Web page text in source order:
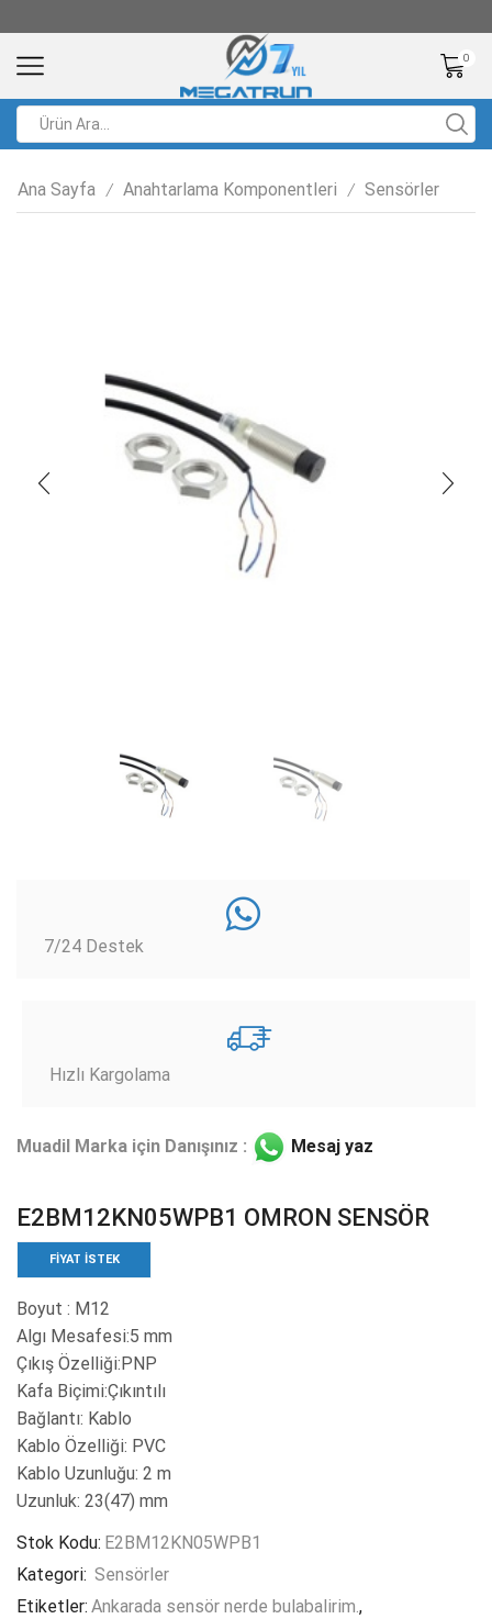
0
Ana Sayfa / Anahtarlama Komponentleri / Sensörler
7/24 Destek
Hızlı Kargolama
Muadil Marka için Danışınız : Mesaj yaz
E2BM12KN05WPB1 OMRON SENSÖR
FIYAT ISTEK
Boyut : M12
Algı Mesafesi:5 mm
Çıkış Özelliği:PNP
Kafa Biçimi:Çıkıntılı
Bağlantı: Kablo
Kablo Özelliği: PVC
Kablo Uzunluğu: 2 m
Uzunluk: 23(47) mm
Stok Kodu: E2BM12KN05WPB1
Kategori: Sensörler
Etiketler: Ankarada sensör nerde bulabalirim.,